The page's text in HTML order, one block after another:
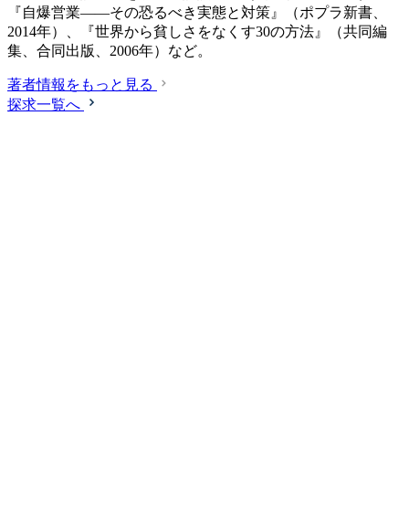
『自爆営業――その恐るべき実態と対策』（ポプラ新書、
2014年）、『世界から貧しさをなくす30の方法』（共同編
集、合同出版、2006年）など。
著者情報をもっと見る
探求一覧へ